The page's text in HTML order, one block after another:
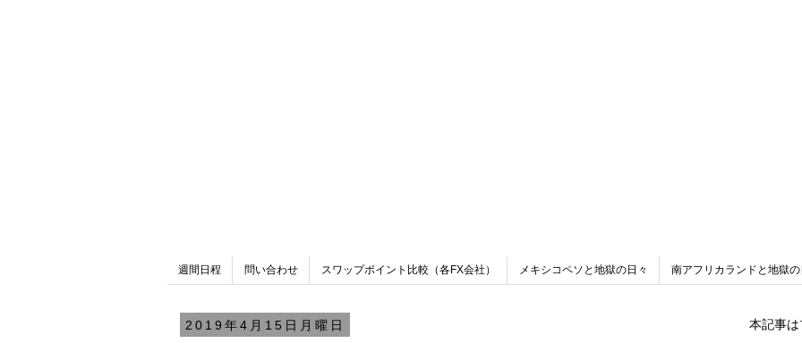
週間日程 問い合わせ スワップポイント比較（各FX会社） メキシコペソと地獄の日々 南アフリカランドと地獄
2019年4月15日月曜日 本記事